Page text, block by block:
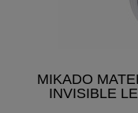
MIKADO
INVISIBLE